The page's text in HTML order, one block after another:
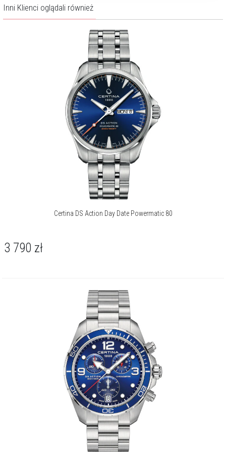
Inni Klienci oglądali również
Certina DS Action Day Date Powermatic 80
3 790 zł